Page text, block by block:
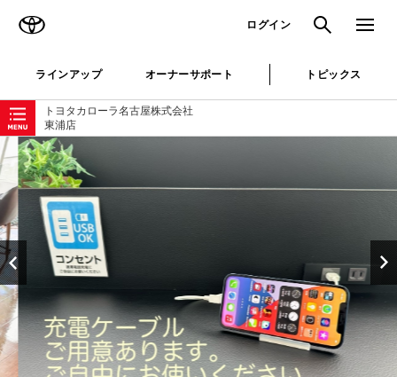
ログイン 検索 メニュ
ラインアップ オーナーサポート トピックス
トヨタカローラ名古屋株式会社
東浦店
ローカルナビゲーション